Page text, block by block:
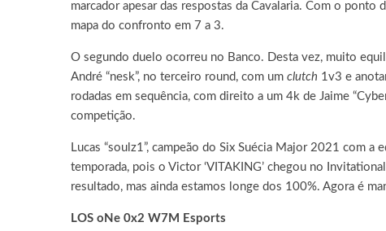
marcador apesar das respostas da Cavalaria. Com o ponto
mapa do confronto em 7 a 3.
O segundo duelo ocorreu no Banco. Desta vez, muito
André “nesk”, no terceiro round, com um clutch 1v3 e
rodadas em sequência, com direito a um 4k de Jaime
competição.
Lucas “soulz1”, campeão do Six Suécia Major 2021 com
temporada, pois o Victor ‘VITAKING’ chegou no
resultado, mas ainda estamos longe dos 100%. Agora é
LOS oNe 0x2 W7M Esports